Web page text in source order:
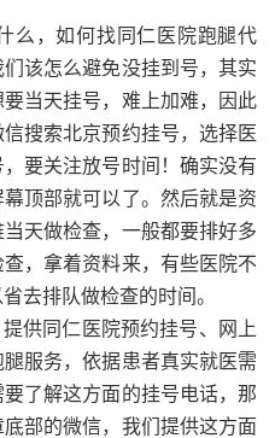
么，如何找 同仁医院跑腿代
该怎么避免没挂到号，其实
当天挂号，难上加难，因此
搜索北京预约挂号，选择医
要关注放号时间！确实没有
顶部就可以了。然后就是资
天做检查，一般都要排好多
，拿着资料来，有些医院不
去排队做检查的时间。
供同仁医院预约挂号、网上
服务，依据患者真实就医需
了解这方面的挂号电话，那
部的微信，我们提供这方面